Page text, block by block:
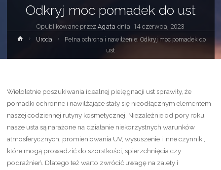
Odkryj moc pomadek do ust
Opublikowane przezAgata dnia 14 czerwca, 2023
StronaUroda
Pełna ochrona i nawilżenie: Odkryj moc pomadek do
ust
Wieloletnie poszukiwania idealnej pielęgnacji ust sprawiły, że
pomadki ochronne i nawilżające stały się nieodłącznym elementem
naszej codziennej rutyny kosmetycznej. Niezależnie od pory roku,
nasze usta są narażone na działanie niekorzystnych warunków
atmosferycznych, promieniowania UV, wysuszenie i inne czynniki,
które mogą prowadzić do szorstkości, spierzchnięcia czy
podrażnień. Dlatego też warto zwrócić uwagę na zalety i